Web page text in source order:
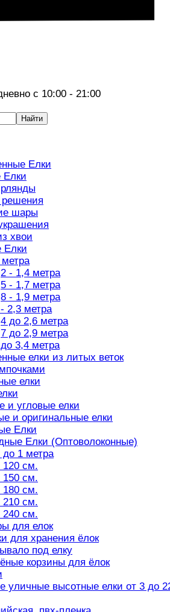
с 10:00 - 21:00
Найти
Елки
Елки
шары
хвои
Елки
- 1,4 метра
- 1,7 метра
- 1,9 метра
2,3 метра
до 2,6 метра
до 2,9 метра
3,4 метра
елки из литых веток
елки
и угловые елки
и оригинальные елки
Елки
Елки (Оптоволоконные)
до 1 метра
120 см.
150 см.
180 см.
210 см.
240 см.
для елок
для хранения ёлок
под елку
корзины для ёлок
уличные высотные елки от 3 до